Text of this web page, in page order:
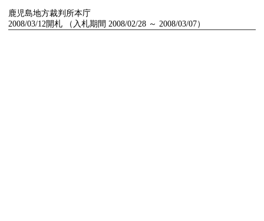
鹿児島地方裁判所本庁
2008/03/12開札 （入札期間 2008/02/28 ～ 2008/03/07）